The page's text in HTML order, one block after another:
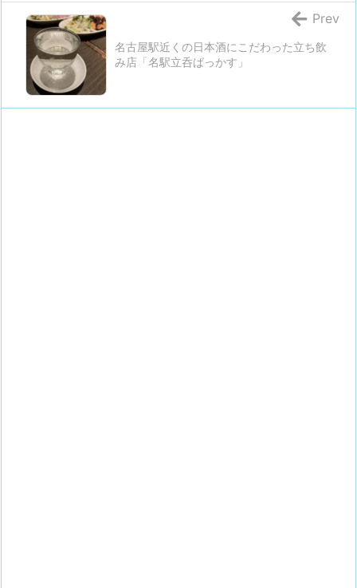
名古屋駅近くの日本酒にこだわった立ち飲
み店「名駅立呑ばっかす」
Prev